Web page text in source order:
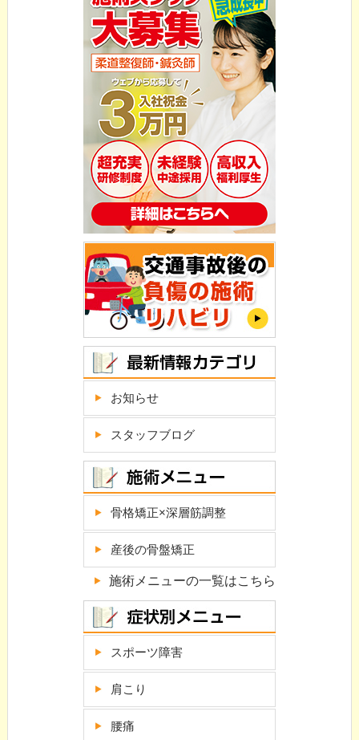
お知らせ
スタッフブログ
骨格矯正×深層筋調整
産後の骨盤矯正
施術メニューの一覧はこちら
スポーツ障害
肩こり
腰痛